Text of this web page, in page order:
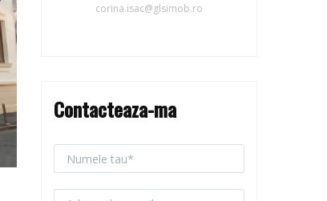
corina.isac@glsimob.ro
Contacteaza-ma